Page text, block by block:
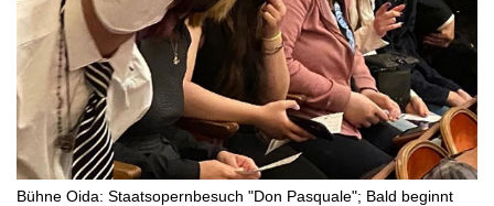
Bühne Oida: Staatsopernbesuch "Don Pasquale"; Bald beginnt